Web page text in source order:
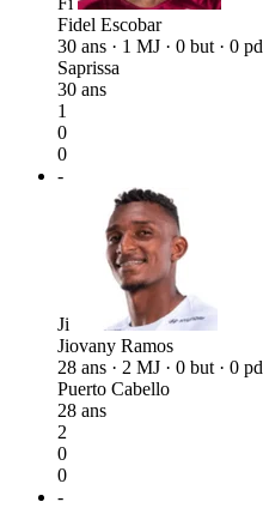
Fidel Escobar
30 ans · 1 MJ · 0 but · 0 pd
Saprissa
30 ans
1
0
0
-
Ji
Jiovany Ramos
28 ans · 2 MJ · 0 but · 0 pd
Puerto Cabello
28 ans
2
0
0
-